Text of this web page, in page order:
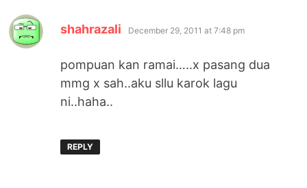
shahrazali says:
December 29, 2011 at 7:48 pm
pompuan kan ramai…..x pasang dua
mmg x sah..aku sllu karok lagu
ni..haha..
REPLY